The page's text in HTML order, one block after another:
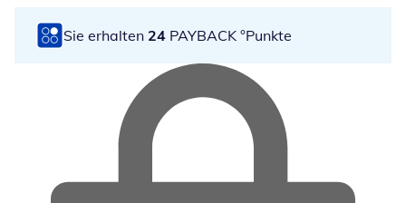
Sie erhalten 24 PAYBACK °Punkte